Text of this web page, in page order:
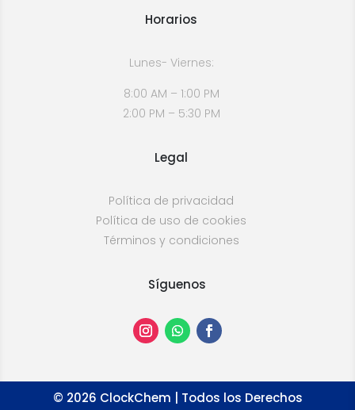
Horarios
Lunes- Viernes:
8:00 AM – 1:00 PM
2:00 PM – 5:30 PM
Legal
Política de privacidad
Política de uso de cookies
Términos y condiciones
Síguenos
© 2026 ClockChem | Todos los Derechos